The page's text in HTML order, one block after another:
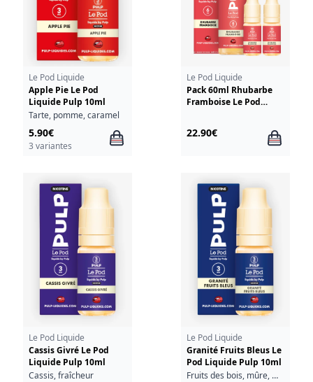
Le Pod Liquide
Apple Pie Le Pod
Liquide Pulp 10ml
Tarte, pomme, caramel
5.90€
3 variantes
Le Pod Liquide
Pack 60ml Rhubarbe
Framboise Le Pod
22.90€
Le Pod Liquide
Cassis Givré Le Pod
Liquide Pulp 10ml
Cassis, fraîcheur
Le Pod Liquide
Granité Fruits Bleus Le
Pod Liquide Pulp 10ml
Fruits des bois, mûre, myrtille, fraîcheur